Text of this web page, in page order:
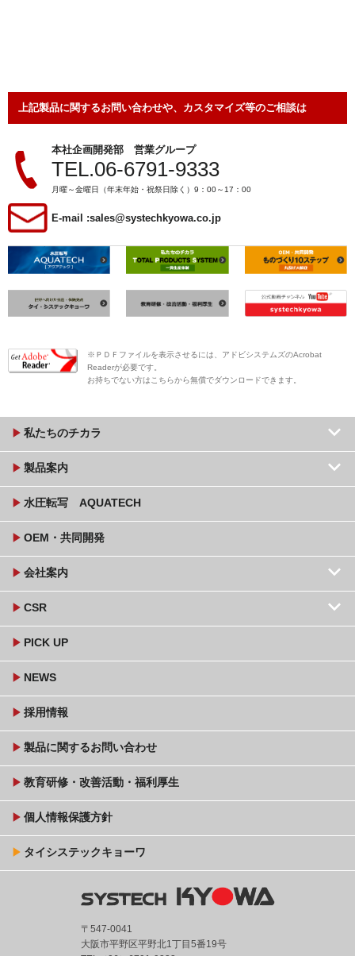
上記製品に関するお問い合わせや、カスタマイズ等のご相談は
本社企画開発部 営業グループ
TEL.06-6791-9333
月曜～金曜日（年末年始・祝祭日除く）9：00～17：00
E-mail :sales@systechkyowa.co.jp
※ＰＤＦファイルを表示させるには、アドビシステムズのAcrobat
Readerが必要です。
お持ちでない方はこちらから無償でダウンロードできます。
play_arrow 私たちのチカラ keyboard_arrow_down
play_arrow 製品案内 keyboard_arrow_down
play_arrow 水圧転写 AQUATECH
play_arrow OEM・共同開発
play_arrow 会社案内 keyboard_arrow_down
play_arrow CSR keyboard_arrow_down
play_arrow PICK UP
play_arrow NEWS
play_arrow 採用情報
play_arrow 製品に関するお問い合わせ
play_arrow 教育研修・改善活動・福利厚生
play_arrow 個人情報保護方針
play_arrow タイシステックキョーワ
〒547-0041
大阪市平野区平野北1丁目5番19号